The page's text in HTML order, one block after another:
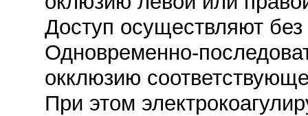
Доступ осуществляют
Одновременно-
окклюзию
При этом